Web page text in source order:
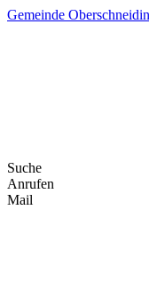
Skip
Gemeinde
Suche
Anrufen
Mail